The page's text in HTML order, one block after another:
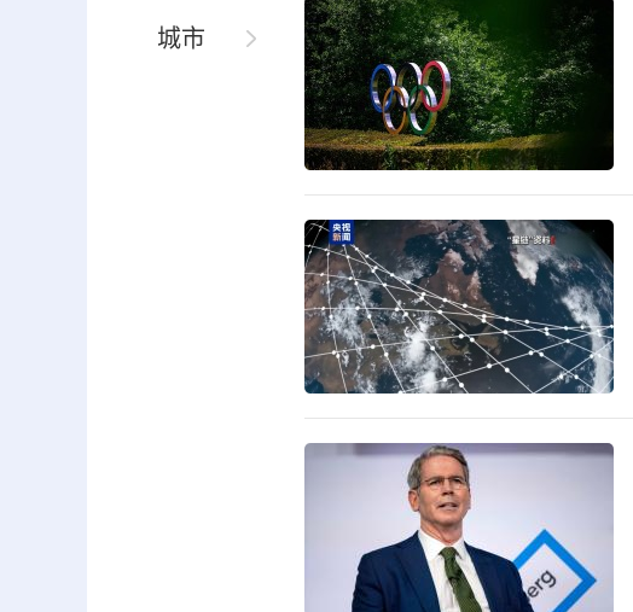
城市